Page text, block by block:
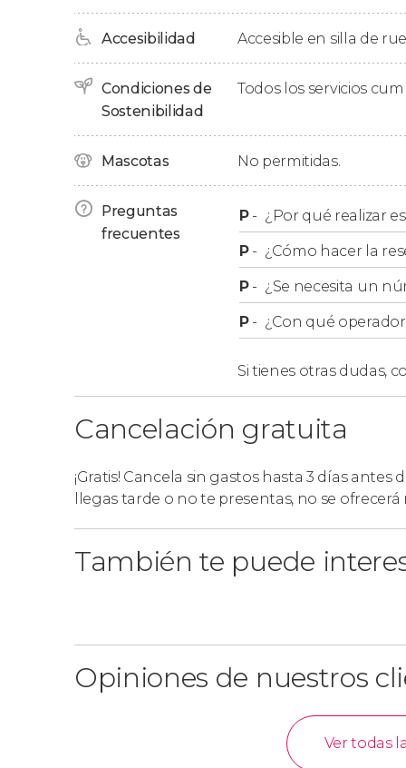
Accesibilidad Accesible en silla de
Condiciones de
Sostenibilidad
Todos los servicios
Mascotas No permitidas.
Preguntas
frecuentes
P- ¿Por qué realizar
P- ¿Cómo hacer la
P- ¿Se necesita un
P- ¿Con qué
Si tienes otras dudas,
Cancelación gratuita
¡Gratis! Cancela sin gastos hasta 3 días
llegas tarde o no te presentas, no se
También te puede
Opiniones de nuestros
Ver todas